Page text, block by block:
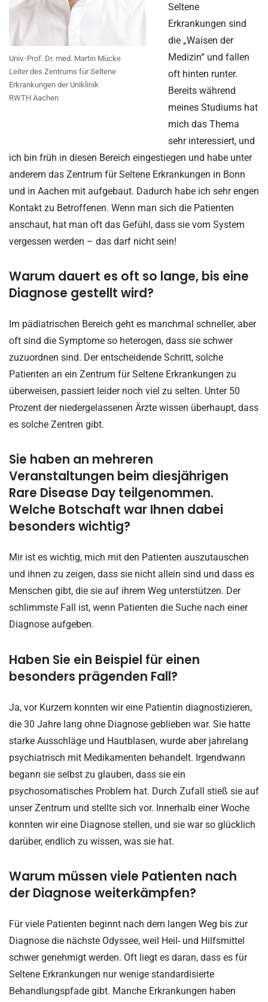
Univ.-Prof. Dr. med. Martin Mücke
Leiter des Zentrums für Seltene
Erkrankungen der Uniklinik
RWTH Aachen
Seltene
Erkrankungen sind
die „Waisen der
Medizin“ und fallen
oft hinten runter.
Bereits während
meines Studiums hat
mich das Thema
sehr interessiert, und
ich bin früh in diesen Bereich eingestiegen und habe unter
anderem das Zentrum für Seltene Erkrankungen in Bonn
und in Aachen mit aufgebaut. Dadurch habe ich sehr engen
Kontakt zu Betroffenen. Wenn man sich die Patienten
anschaut, hat man oft das Gefühl, dass sie vom System
vergessen werden – das darf nicht sein!
Warum dauert es oft so lange, bis eine
Diagnose gestellt wird?
Im pädiatrischen Bereich geht es manchmal schneller, aber
oft sind die Symptome so heterogen, dass sie schwer
zuzuordnen sind. Der entscheidende Schritt, solche
Patienten an ein Zentrum für Seltene Erkrankungen zu
überweisen, passiert leider noch viel zu selten. Unter 50
Prozent der niedergelassenen Ärzte wissen überhaupt, dass
es solche Zentren gibt.
Sie haben an mehreren
Veranstaltungen beim diesjährigen
Rare Disease Day teilgenommen.
Welche Botschaft war Ihnen dabei
besonders wichtig?
Mir ist es wichtig, mich mit den Patienten auszutauschen
und ihnen zu zeigen, dass sie nicht allein sind und dass es
Menschen gibt, die sie auf ihrem Weg unterstützen. Der
schlimmste Fall ist, wenn Patienten die Suche nach einer
Diagnose aufgeben.
Haben Sie ein Beispiel für einen
besonders prägenden Fall?
Ja, vor Kurzem konnten wir eine Patientin diagnostizieren,
die 30 Jahre lang ohne Diagnose geblieben war. Sie hatte
starke Ausschläge und Hautblasen, wurde aber jahrelang
psychiatrisch mit Medikamenten behandelt. Irgendwann
begann sie selbst zu glauben, dass sie ein
psychosomatisches Problem hat. Durch Zufall stieß sie auf
unser Zentrum und stellte sich vor. Innerhalb einer Woche
konnten wir eine Diagnose stellen, und sie war so glücklich
darüber, endlich zu wissen, was sie hat.
Warum müssen viele Patienten nach
der Diagnose weiterkämpfen?
Für viele Patienten beginnt nach dem langen Weg bis zur
Diagnose die nächste Odyssee, weil Heil- und Hilfsmittel
schwer genehmigt werden. Oft liegt es daran, dass es für
Seltene Erkrankungen nur wenige standardisierte
Behandlungspfade gibt. Manche Erkrankungen haben